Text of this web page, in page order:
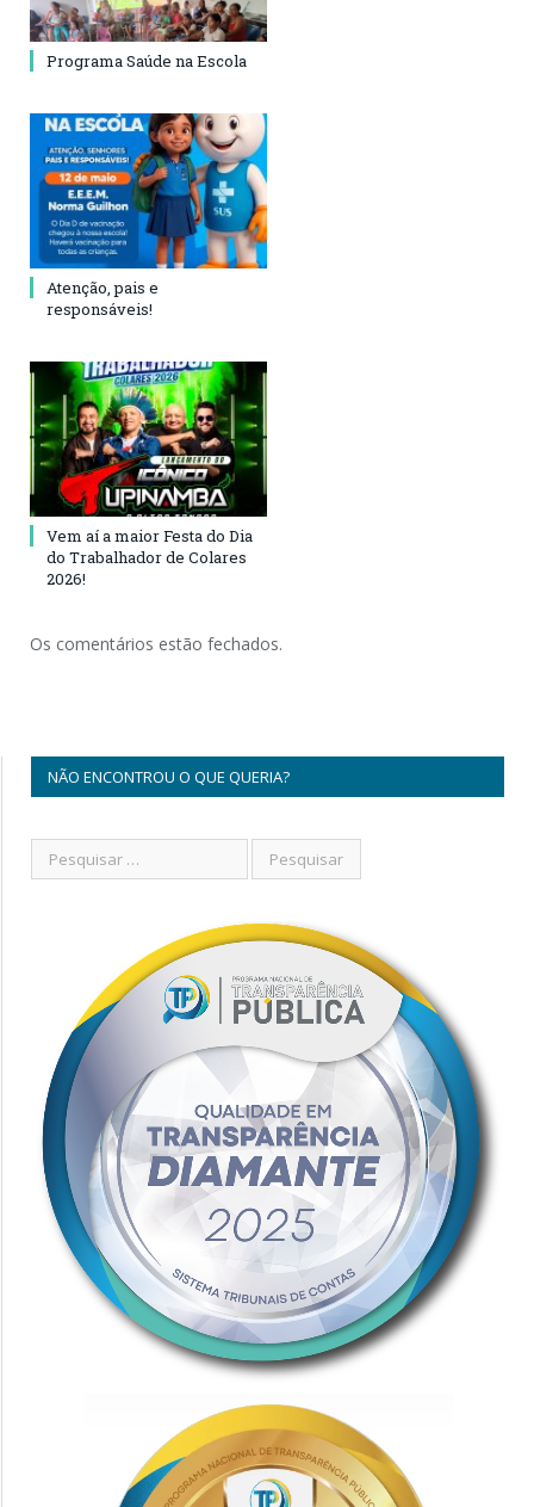
Programa Saúde na Escola
Atenção, pais e
responsáveis!
Vem aí a maior Festa do Dia
do Trabalhador de Colares
2026!
Os comentários estão fechados.
NÃO ENCONTROU O QUE QUERIA?